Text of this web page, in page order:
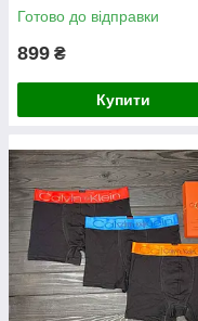
Готово до відправки
899 ₴
Купити